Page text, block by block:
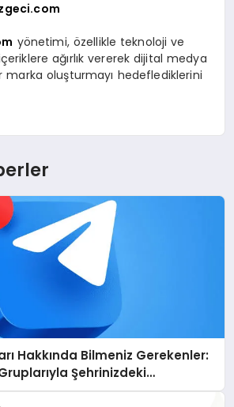
yönetimi, özellikle teknoloji ve
ağırlık vererek dijital medya
marka oluşturmayı hedeflediklerini
Hakkında Bilmeniz Gerekenler:
Şehrinizdeki